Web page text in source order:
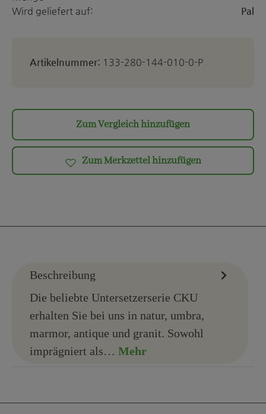
Wird geliefert auf:
Pal
Artikelnummer: 133-280-144-010-0-P
Zum Vergleich hinzufügen
Zum Merkzettel hinzufügen
Beschreibung
Die beliebte Untersetzerserie CKU
erhalten Sie bei uns in natur, umbra,
marmor, antique und granit. Sowohl
imprägniert als… Mehr